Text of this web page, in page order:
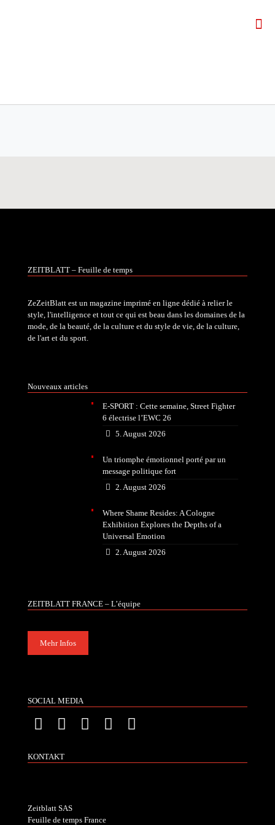
ZEITBLATT – Feuille de temps
ZeZeitBlatt est un magazine imprimé en ligne dédié à relier le
style, l'intelligence et tout ce qui est beau dans les domaines de la
mode, de la beauté, de la culture et du style de vie, de la culture,
de l'art et du sport.
Nouveaux articles
E-SPORT : Cette semaine, Street Fighter
6 électrise l’EWC 26
5. August 2026
Un triomphe émotionnel porté par un
message politique fort
2. August 2026
Where Shame Resides: A Cologne
Exhibition Explores the Depths of a
Universal Emotion
2. August 2026
ZEITBLATT FRANCE – L’équipe
Mehr Infos
SOCIAL MEDIA
KONTAKT
Zeitblatt SAS
Feuille de temps France